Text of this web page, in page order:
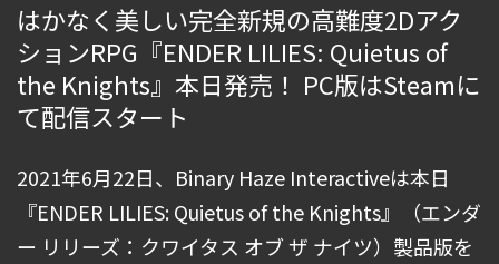
n
はかなく美しい完全新規の高難度2Dアク
ションRPG『ENDER LILIES: Quietus of
the Knights』本日発売！ PC版はSteamに
て配信スタート
2021年6月22日、Binary Haze Interactiveは本日
『ENDER LILIES: Quietus of the Knights』（エンダ
ー リリーズ：クワイタス オブ ザ ナイツ）製品版を